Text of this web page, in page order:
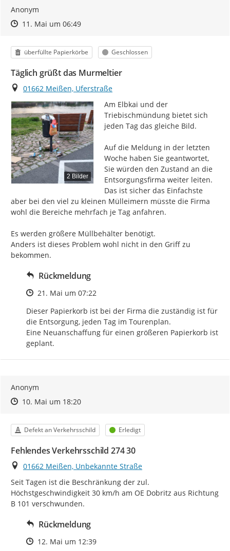
Anonym
Zeitpunkt des Erstellens
Zeitpunkt des Erstellens
11. Mai um 06:49Zur Äußerung
Kategorie
überfüllte Papierkörbe Status
Geschlossen
Täglich grüßt das Murmeltier
Ort
01662 Meißen, Uferstraße
2 Bilder
Am Elbkai und der
Triebischmündung bietet sich
jeden Tag das gleiche Bild.
Auf die Meldung in der letzten
Woche haben Sie geantwortet,
Sie würden den Zustand an die
Entsorgungsfirma weiter leiten.
Das ist sicher das Einfachste
aber bei den viel zu kleinen Mülleimern müsste die Firma
wohl die Bereiche mehrfach je Tag anfahren.
Es werden größere Müllbehälter benötigt.
Anders ist dieses Problem wohl nicht in den Griff zu
bekommen.
Rückmeldung
Zeitpunkt des Erstellens
21. Mai um 07:22
Dieser Papierkorb ist bei der Firma die zuständig ist für
die Entsorgung, jeden Tag im Tourenplan.
Eine Neuanschaffung für einen größeren Papierkorb ist
geplant.
Anonym
Zeitpunkt des Erstellens
Zeitpunkt des Erstellens
10. Mai um 18:20Zur Äußerung
Kategorie
Defekt an Verkehrsschild Status
Erledigt
Fehlendes Verkehrsschild 274 30
Ort
01662 Meißen, Unbekannte Straße
Seit Tagen ist die Beschränkung der zul.
Höchstgeschwindigkeit 30 km/h am OE Dobritz aus Richtung
B 101 verschwunden.
Rückmeldung
Zeitpunkt des Erstellens
12. Mai um 12:39